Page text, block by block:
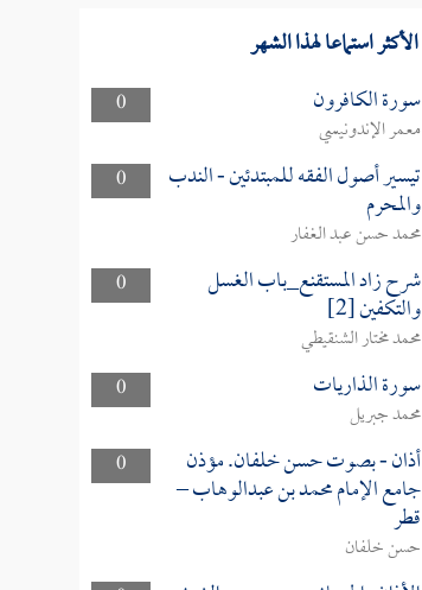
الأكثر استماعا لهذا الشهر
0 سورة الكافرون
معمر الإندونيسي
0
تيسير أصول الفقه للمبتدئين - الندب
والمحرم
محمد حسن عبد الغفار
0
شرح زاد المستقنع_باب الغسل
والتكفين [2]
محمد مختار الشنقيطي
0
سورة الذاريات
محمد جبريل
0
أذان - بصوت حسن خلفان. مؤذن
جامع الإمام محمد بن عبدالوهاب –
قطر
حسن خلفان